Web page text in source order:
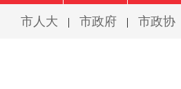
市人大 | 市政府 | 市政协